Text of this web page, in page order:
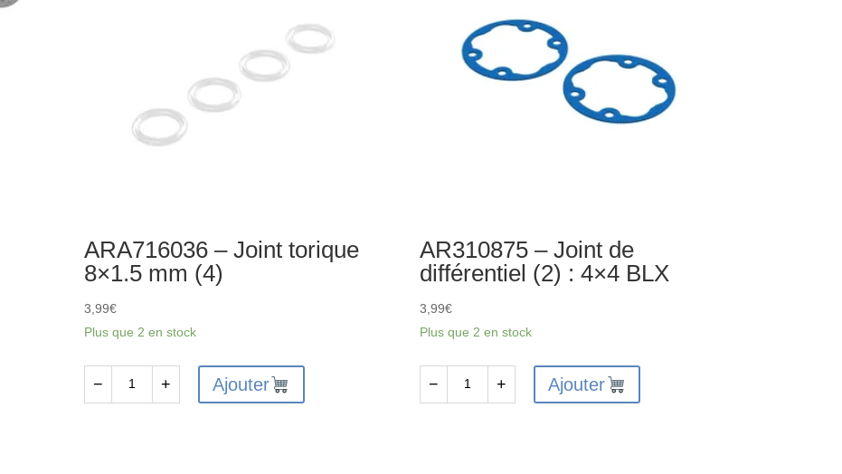
ARA716036 – Joint torique
8×1.5 mm (4)
3,99€
Plus que 2 en stock
− + Ajouter
AR310875 – Joint de
différentiel (2) : 4×4 BLX
3,99€
Plus que 2 en stock
− + Ajouter